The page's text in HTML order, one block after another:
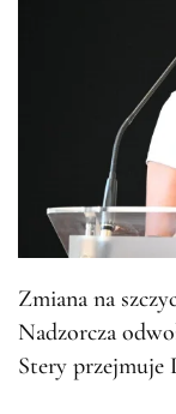
Zmiana na
Nadzorcza
Stery przejmuje